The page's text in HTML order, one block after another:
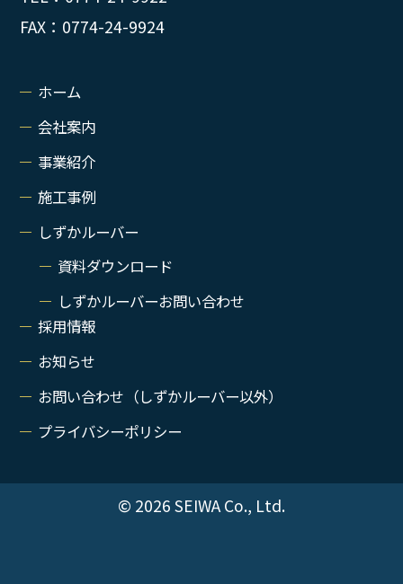
FAX：0774-24-9924
ホーム
会社案内
事業紹介
施工事例
しずかルーバー
資料ダウンロード
しずかルーバーお問い合わせ
採用情報
お知らせ
お問い合わせ（しずかルーバー以外）
プライバシーポリシー
© 2026 SEIWA Co., Ltd.